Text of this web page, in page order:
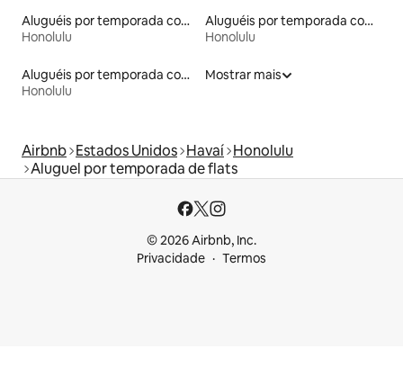
Aluguéis por temporada com acesso ao lago
Honolulu
Aluguéis por temporada com banheira de hidromassagem
Honolulu
Aluguéis por temporada com banheiro para PCD
Honolulu
Mostrar mais
Airbnb Estados Unidos Havaí Honolulu
Aluguel por temporada de flats
© 2026 Airbnb, Inc.
Privacidade
Termos